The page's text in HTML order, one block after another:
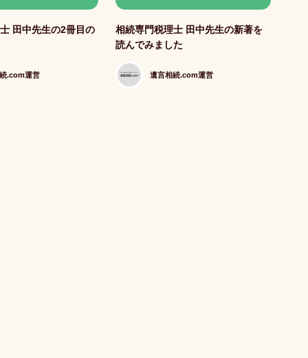
田中先生の2冊目の
.com運営
相続専門税理士 田中先生の新著を
読んでみました
遺言相続.com運営